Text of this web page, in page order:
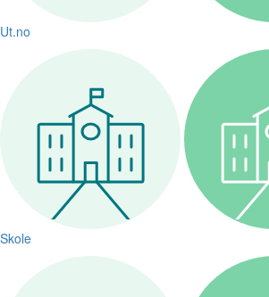
Ut.no
Skole